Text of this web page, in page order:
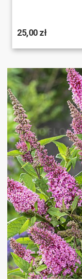
25,00 zł